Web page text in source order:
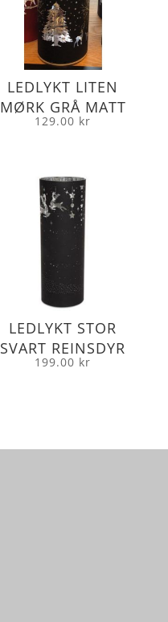
LEDLYKT LITEN
MØRK GRÅ MATT
129.00 kr
LEDLYKT STOR
SVART REINSDYR
199.00 kr